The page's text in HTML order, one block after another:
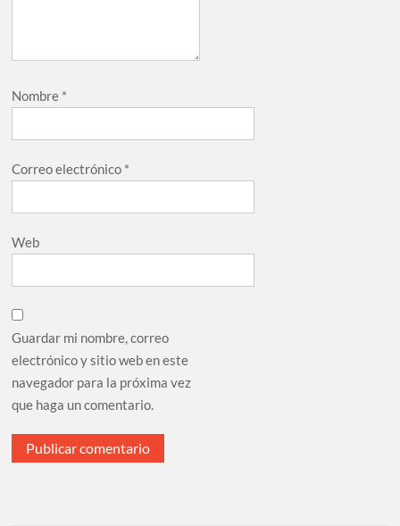
Nombre *
Correo electrónico *
Web
Guardar mi nombre, correo
electrónico y sitio web en este
navegador para la próxima vez
que haga un comentario.